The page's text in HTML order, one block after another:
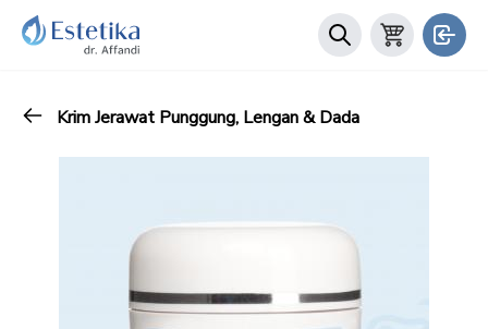
Krim Jerawat Punggung, Lengan & Dada